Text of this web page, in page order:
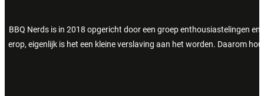
BBQ Nerds is in 2018 opgericht door een groep enthousiastelingen
erop, eigenlijk is het een kleine verslaving aan het worden. Daarom